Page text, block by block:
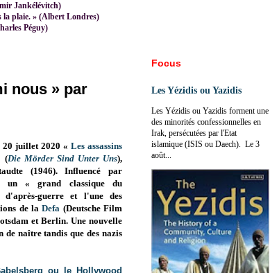
Jankélévitch)
la plaie. » (Albert Londres)
Péguy)
nous » par
20 juillet 2020 «Les assassins
(Die Mörder Sind Unter Uns),
(1946). Influencé par
un « grand classique du
d'après-guerre et l'une des
de laDefa (Deutsche Film
et Berlin. Une nouvelle
de naître tandis que des nazis
ou le Hollywood
Focus
Les Yézidis ou Yazidis
Les Yézidis ou Yazidis forment une
des minorités confessionnelles en
Irak, persécutées par l'Etat
islamique (ISIS ou Daech). Le 3
août...